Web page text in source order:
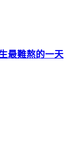
最難熬的一天